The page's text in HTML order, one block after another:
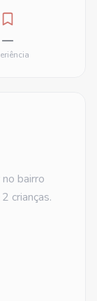
—
bairro
crianças.